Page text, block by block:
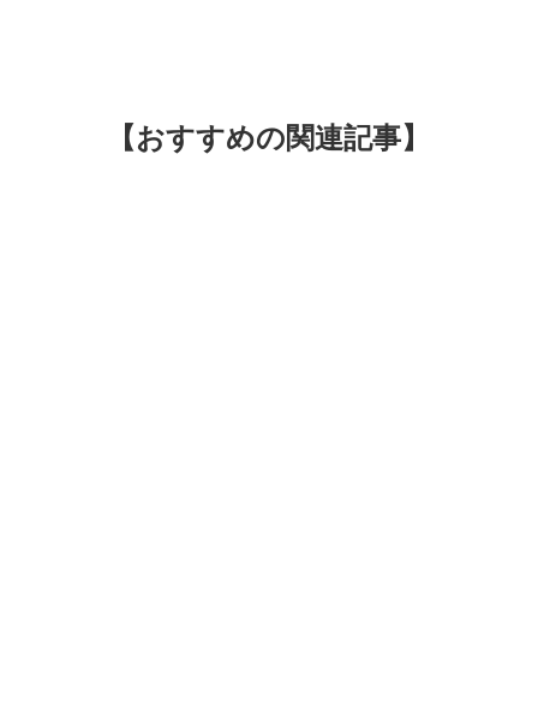
【おすすめの関連記事】